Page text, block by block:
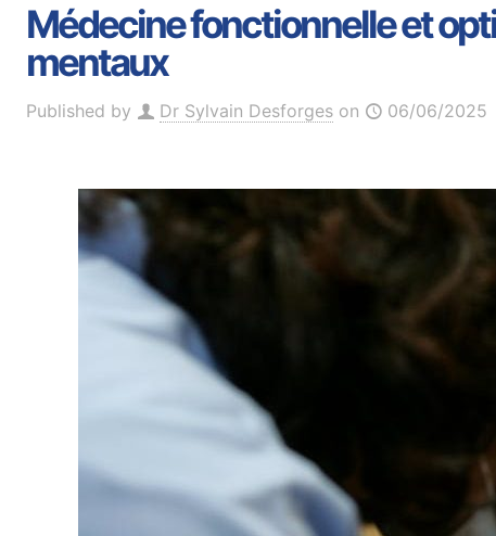
Médecine fonctionnelle et
mentaux
Published by Dr Sylvain Desforges on 06/06/2025